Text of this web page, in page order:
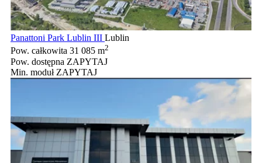
Panattoni Park Lublin III Lublin
Pow. całkowita 31 085 m2
Pow. dostępna ZAPYTAJ
Min. moduł ZAPYTAJ